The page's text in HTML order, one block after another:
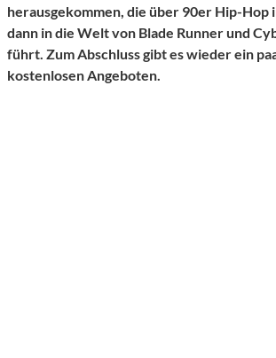
herausgekommen, die über 90er Hip-Hop
dann in die Welt von Blade Runner und
führt. Zum Abschluss gibt es wieder ein
kostenlosen Angeboten.